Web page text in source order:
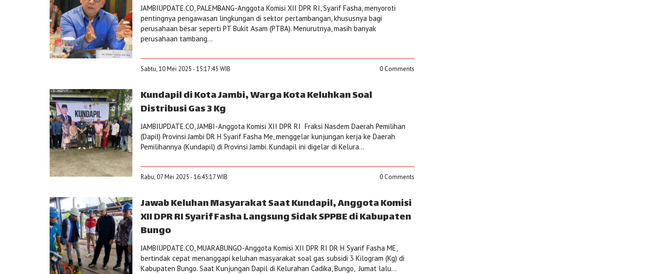
JAMBIUPDATE.CO, PALEMBANG-Anggota Komisi XII DPR RI, Syarif Fasha, menyoroti
pentingnya pengawasan lingkungan di sektor pertambangan, khususnya bagi
perusahaan besar seperti PT Bukit Asam (PTBA). Menurutnya, masih banyak
perusahaan tambang...
Sabtu, 10 Mei 2025 - 15:17:45 WIB 0 Comments
Kundapil di Kota Jambi, Warga Kota Keluhkan Soal
Distribusi Gas 3 Kg
JAMBIUPDATE.CO, JAMBI-Anggota Komisi XII DPR RI Fraksi Nasdem Daerah Pemilihan
(Dapil) Provinsi Jambi DR H Syarif Fasha Me, menggelar kunjungan kerja ke Daerah
Pemilihannya (Kundapil) di Provinsi Jambi. Kundapil ini digelar di Kelura...
Rabu, 07 Mei 2025 - 16:45:17 WIB 0 Comments
Jawab Keluhan Masyarakat Saat Kundapil, Anggota Komisi
XII DPR RI Syarif Fasha Langsung Sidak SPPBE di Kabupaten
Bungo
JAMBIUPDATE.CO, MUARABUNGO-Anggota Komisi XII DPR RI DR H Syarif Fasha ME,
bertindak cepat menanggapi keluhan masyarakat soal gas subsidi 3 Kilogram (Kg) di
Kabupaten Bungo. Saat Kunjungan Dapil di Kelurahan Cadika, Bungo, Jumat lalu...